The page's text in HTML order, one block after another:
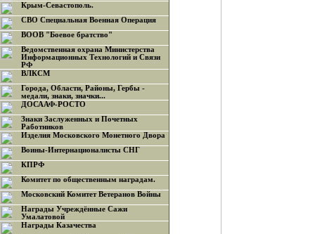
Крым-Севастополь.
СВО Специальная Военная Операция
ВООВ "Боевое братство"
Ведомственная охрана Министерства
Информационных Технологий и Связи
РФ
ВЛКСМ
Города, Области, Районы, Гербы -
медали, знаки, значки...
ДОСААФ-РОСТО
Знаки Заслуженных и Почетных
Работников
Изделия Московского Монетного Двора
Воины-Интернационалисты СНГ
КПРФ
Комитет по общественным наградам.
Московский Комитет Ветеранов Войны
Награды Учреждённые Сажи
Умалатовой
Награды Казачества